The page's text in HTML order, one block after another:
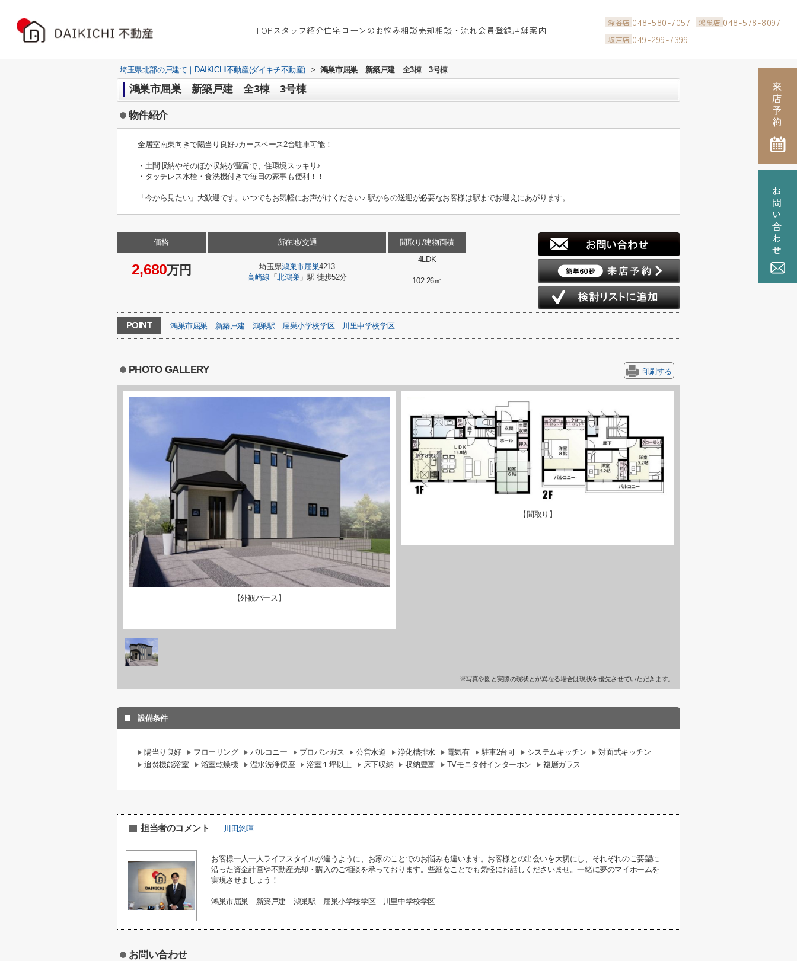
TOPスタッフ紹介住宅ローンのお悩み相談売却相談・流れ会員登録店舗案内
深谷店 048-580-7057 鴻巣店 048-578-8097
坂戸店 049-299-7399
埼玉県北部の戸建て｜DAIKICHI不動産(ダイキチ不動産) > 鴻巣市屈巣 新築戸建 全3棟 3号棟
鴻巣市屈巣 新築戸建 全3棟 3号棟
物件紹介
全居室南東向きで陽当り良好♪カースペース2台駐車可能！
・土間収納やそのほか収納が豊富で、住環境スッキリ♪
・タッチレス水栓・食洗機付きで毎日の家事も便利！！
「今から見たい」大歓迎です。いつでもお気軽にお声がけください♪ 駅からの送迎が必要なお客様は駅までお迎えにあがります。
価格
2,680万円
所在地/交通
埼玉県鴻巣市屈巣4213
高崎線 「北鴻巣 」駅 徒歩52分
間取り/建物面積
4LDK
102.26㎡
POINT 鴻巣市屈巣 新築戸建 鴻巣駅 屈巣小学校学区 川里中学校学区
PHOTO GALLERY 印刷する
【外観パース】
【間取り】
※写真や図と実際の現状とが異なる場合は現状を優先させていただきます。
設備条件
陽当り良好 フローリング バルコニー プロパンガス 公営水道 浄化槽排水 電気有 駐車2台可 システムキッチン
対面式キッチン
追焚機能浴室
浴室乾燥機 温水洗浄便座 浴室１坪以上 床下収納 収納豊富 TVモニタ付インターホン 複層ガラス
担当者のコメント 川田悠暉
お客様一人一人ライフスタイルが違うように、お家のことでのお悩みも違います。お客様との出会いを大切にし、それぞれのご要望に
沿った資金計画や不動産売却・購入のご相談を承っております。些細なことでも気軽にお話しくださいませ。一緒に夢のマイホームを
実現させましょう！
鴻巣市屈巣 新築戸建 鴻巣駅 屈巣小学校学区 川里中学校学区
お問い合わせ